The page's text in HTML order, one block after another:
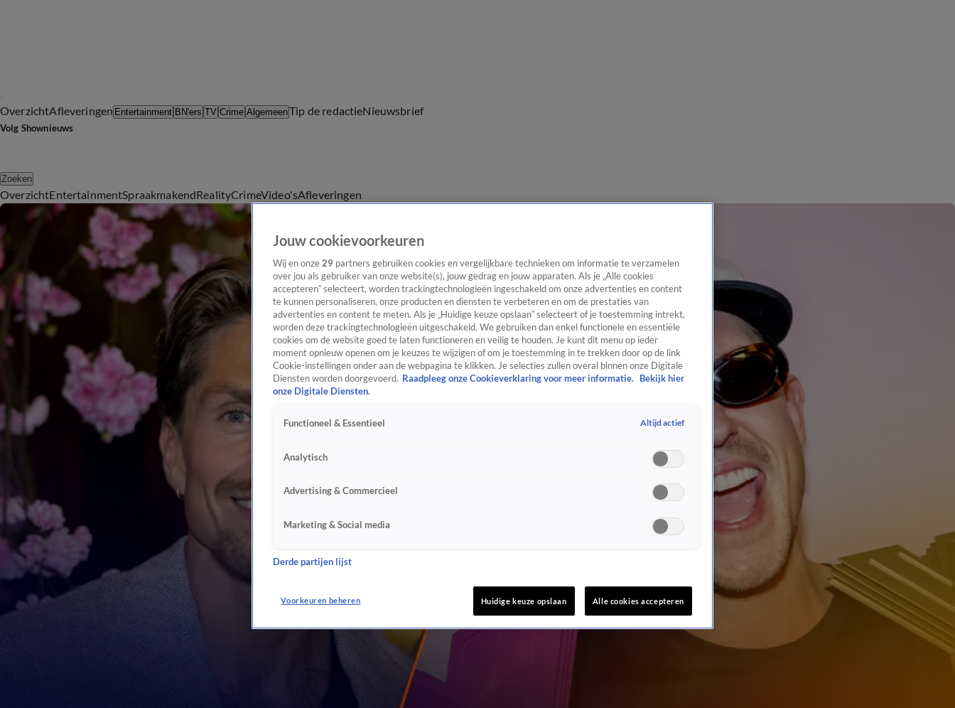
OverzichtAfleveringen Entertainment BN'ers TV Crime AlgemeenTip de redactieNieuwsbrief
Volg Shownieuws
Zoeken
OverzichtEntertainmentSpraakmakendRealityCrimeVideo'sAfleveringen
Jouw cookievoorkeuren
Wij en onze 29 partners gebruiken cookies en vergelijkbare technieken om informatie te verzamelen
over jou als gebruiker van onze website(s), jouw gedrag en jouw apparaten. Als je „Alle cookies
accepteren” selecteert, worden trackingtechnologieën ingeschakeld om onze advertenties en content
te kunnen personaliseren, onze producten en diensten te verbeteren en om de prestaties van
advertenties en content te meten. Als je „Huidige keuze opslaan” selecteert of je toestemming intrekt,
worden deze trackingtechnologieën uitgeschakeld. We gebruiken dan enkel functionele en essentiële
cookies om de website goed te laten functioneren en veilig te houden. Je kunt dit menu op ieder
moment opnieuw openen om je keuzes te wijzigen of om je toestemming in te trekken door op de link
Cookie-instellingen onder aan de webpagina te klikken. Je selecties zullen overal binnen onze Digitale
Diensten worden doorgevoerd. Raadpleeg onze Cookieverklaring voor meer informatie.
Bekijk hier
onze Digitale Diensten.
Functioneel & Essentieel Altijd actief
Analytisch
Advertising & Commercieel
Marketing & Social media
Derde partijen lijst
Voorkeuren beheren Huidige keuze opslaan Alle cookies accepteren